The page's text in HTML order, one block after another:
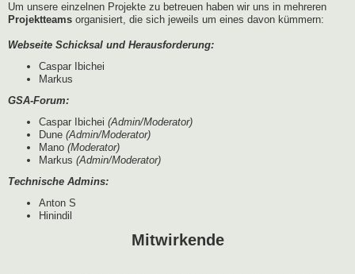
Um unsere einzelnen Projekte zu betreuen haben wir uns in mehreren
Projektteams organisiert, die sich jeweils um eines davon kümmern:
Webseite Schicksal und Herausforderung:
Caspar Ibichei
Markus
GSA-Forum:
Caspar Ibichei (Admin/Moderator)
Dune (Admin/Moderator)
Mano (Moderator)
Markus (Admin/Moderator)
Technische Admins:
Anton S
Hinindil
Mitwirkende